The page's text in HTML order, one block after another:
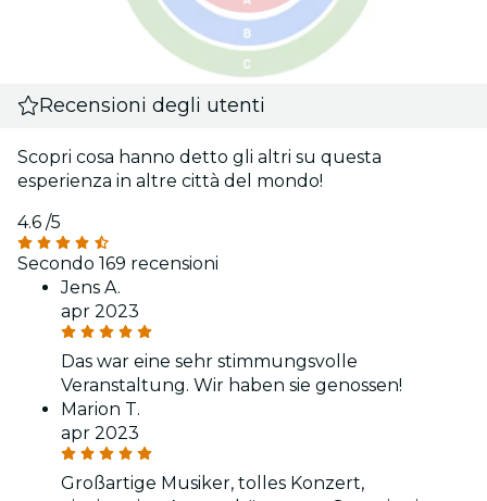
Recensioni degli utenti
Scopri cosa hanno detto gli altri su questa
esperienza in altre città del mondo!
4.6 /5
Secondo 169 recensioni
Jens A.
apr 2023
Das war eine sehr stimmungsvolle
Veranstaltung. Wir haben sie genossen!
Marion T.
apr 2023
Großartige Musiker, tolles Konzert,